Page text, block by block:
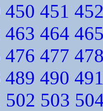
450 451
463 464
476 477
489 490
502 503